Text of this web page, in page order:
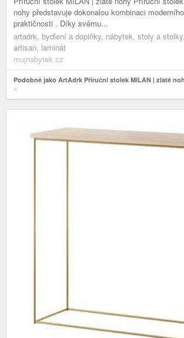
nohy představuje dokonalou kombinaci
praktičnosti . Díky svému...
artadrk, bydlení a doplňky, nábytek, stoly a
artisan, laminát
mujnabytek.cz
Podobně jako ArtAdrk Příruční stolek MILAN | zlaté